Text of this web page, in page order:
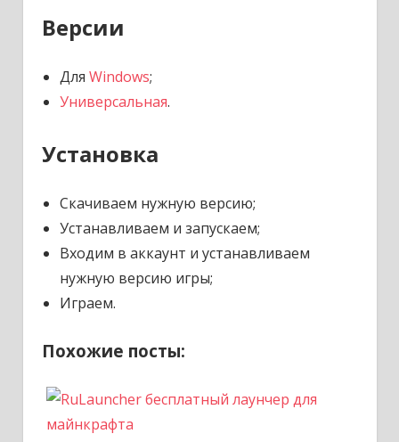
Версии
Для Windows;
Универсальная.
Установка
Скачиваем нужную версию;
Устанавливаем и запускаем;
Входим в аккаунт и устанавливаем
нужную версию игры;
Играем.
Похожие посты: